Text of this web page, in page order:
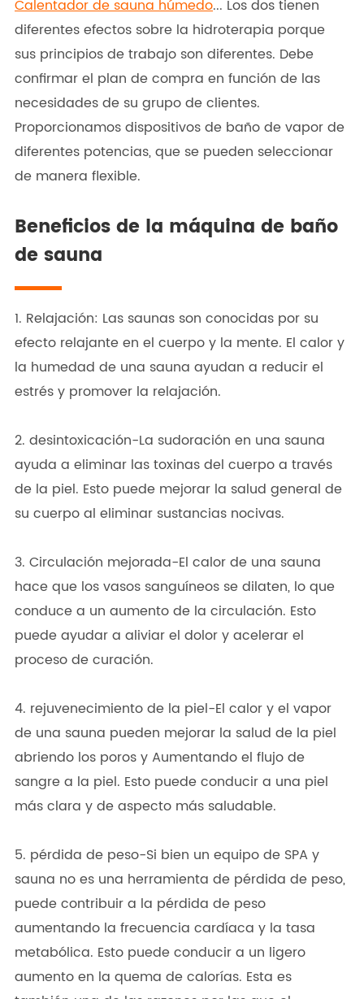
Calentador de sauna húmedo... Los dos tienen
diferentes efectos sobre la hidroterapia porque
sus principios de trabajo son diferentes. Debe
confirmar el plan de compra en función de las
necesidades de su grupo de clientes.
Proporcionamos dispositivos de baño de vapor de
diferentes potencias, que se pueden seleccionar
de manera flexible.
Beneficios de la máquina de baño
de sauna
1. Relajación: Las saunas son conocidas por su
efecto relajante en el cuerpo y la mente. El calor y
la humedad de una sauna ayudan a reducir el
estrés y promover la relajación.
2. desintoxicación-La sudoración en una sauna
ayuda a eliminar las toxinas del cuerpo a través
de la piel. Esto puede mejorar la salud general de
su cuerpo al eliminar sustancias nocivas.
3. Circulación mejorada-El calor de una sauna
hace que los vasos sanguíneos se dilaten, lo que
conduce a un aumento de la circulación. Esto
puede ayudar a aliviar el dolor y acelerar el
proceso de curación.
4. rejuvenecimiento de la piel-El calor y el vapor
de una sauna pueden mejorar la salud de la piel
abriendo los poros y Aumentando el flujo de
sangre a la piel. Esto puede conducir a una piel
más clara y de aspecto más saludable.
5. pérdida de peso-Si bien un equipo de SPA y
sauna no es una herramienta de pérdida de peso,
puede contribuir a la pérdida de peso
aumentando la frecuencia cardíaca y la tasa
metabólica. Esto puede conducir a un ligero
aumento en la quema de calorías. Esta es